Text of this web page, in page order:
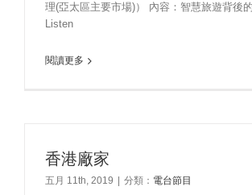
理(亞太區主要市場)） 內容：智慧旅遊背後
Listen
閱讀更多
香港廠家
五月 11th, 2019 分類： 電台節目